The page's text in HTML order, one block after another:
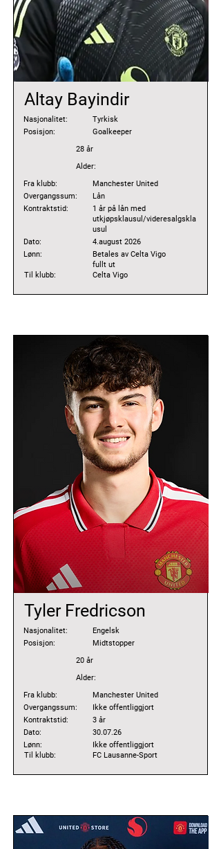
Altay Bayindir
Nasjonalitet:
Tyrkisk
Posisjon:
Goalkeeper
28 år
Alder:
Fra klubb:
Manchester United
Overgangssum:
Lån
Kontraktstid:
1 år på lån med
utkjøpsklausul/videresalgskla
usul
Dato:
4.august 2026
Lønn:
Betales av Celta Vigo
fullt ut
Celta Vigo
Til klubb:
Tyler Fredricson
Nasjonalitet:
Engelsk
Posisjon:
Midtstopper
20 år
Alder:
Fra klubb:
Manchester United
Overgangssum:
Ikke offentliggjort
Kontraktstid:
3 år
Dato:
30.07.26
Lønn:
Ikke offentliggjort
FC Lausanne-Sport
Til klubb: